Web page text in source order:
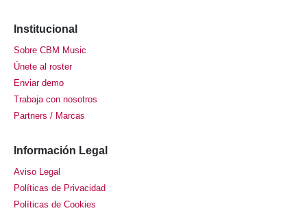
Institucional
Sobre CBM Music
Únete al roster
Enviar demo
Trabaja con nosotros
Partners / Marcas
Información Legal
Aviso Legal
Políticas de Privacidad
Políticas de Cookies